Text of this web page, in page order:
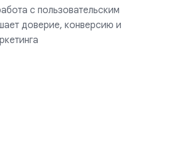
с пользовательским
доверие, конверсию и